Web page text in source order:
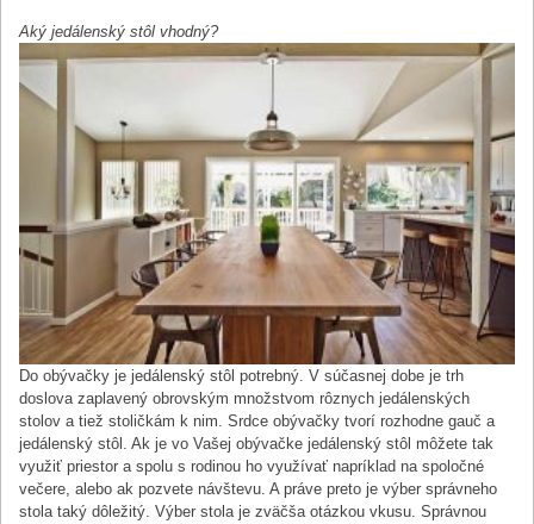
Aký jedálenský stôl vhodný?
Do obývačky je jedálenský stôl potrebný. V súčasnej dobe je trh
doslova zaplavený obrovským množstvom rôznych jedálenských
stolov a tiež stoličkám k nim. Srdce obývačky tvorí rozhodne gauč a
jedálenský stôl. Ak je vo Vašej obývačke jedálenský stôl môžete tak
využiť priestor a spolu s rodinou ho využívať napríklad na spoločné
večere, alebo ak pozvete návštevu. A práve preto je výber správneho
stola taký dôležitý. Výber stola je zväčša otázkou vkusu. Správnou